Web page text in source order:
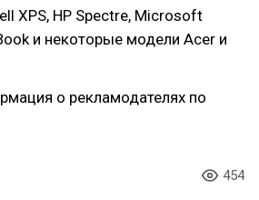
XPS, HP Spectre, Microsoft
и некоторые модели Acer и
о рекламодателях по
454